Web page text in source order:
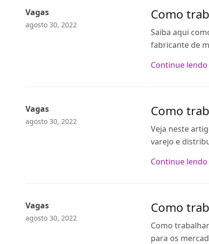
Vagas
agosto 30, 2022
Como
Saiba aqui
fabricante de
Continue lendo
Vagas
agosto 30, 2022
Como
Veja neste
varejo e
Continue lendo
Vagas
agosto 30, 2022
Como
Como
para os